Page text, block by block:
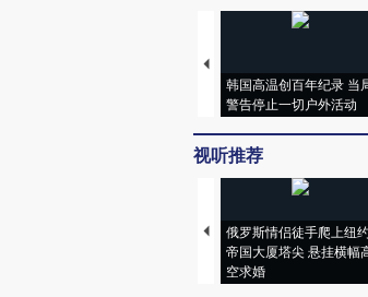
韩国高温创百年纪录 当
警告停止一切户外活动
视听推荐
俄罗斯情侣徒手爬上纽约
帝国大厦塔尖 悬挂横幅
空求婚